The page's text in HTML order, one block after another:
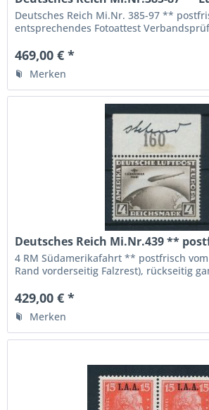
BPP
Deutsches Reich Mi.Nr. 385-97 **
entsprechendes Fotoattest
einem neutralen Gutachter bestätigt
469,00 € *
Merken
Deutsches Reich Mi.Nr.439 **
Euro)
4 RM Südamerikafahrt ** postfrisch
Rand vorderseitig Falzrest), rückseitig
429,00 € *
Merken